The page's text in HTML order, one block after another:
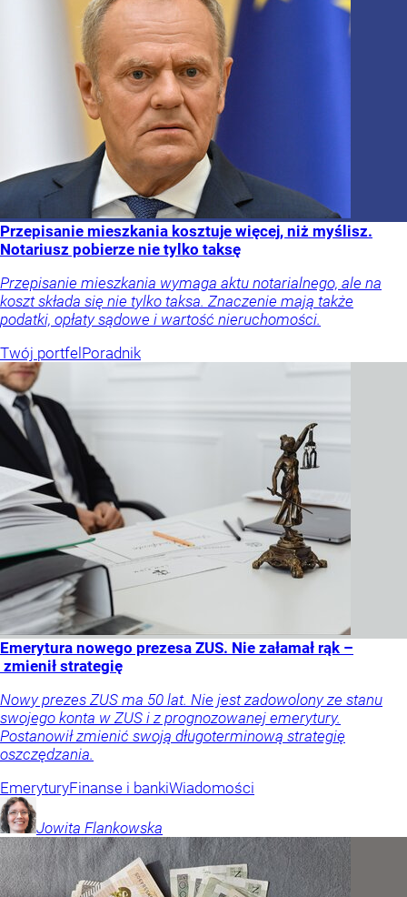
Przepisanie mieszkania kosztuje więcej, niż myślisz.
Notariusz pobierze nie tylko taksę
Przepisanie mieszkania wymaga aktu notarialnego, ale na
koszt składa się nie tylko taksa. Znaczenie mają także
podatki, opłaty sądowe i wartość nieruchomości.
Twój portfel Poradnik
Emerytura nowego prezesa ZUS. Nie załamał rąk –
zmienił strategię
Nowy prezes ZUS ma 50 lat. Nie jest zadowolony ze stanu
swojego konta w ZUS i z prognozowanej emerytury.
Postanowił zmienić swoją długoterminową strategię
oszczędzania.
EmeryturyFinanse i bankiWiadomości
Jowita Flankowska